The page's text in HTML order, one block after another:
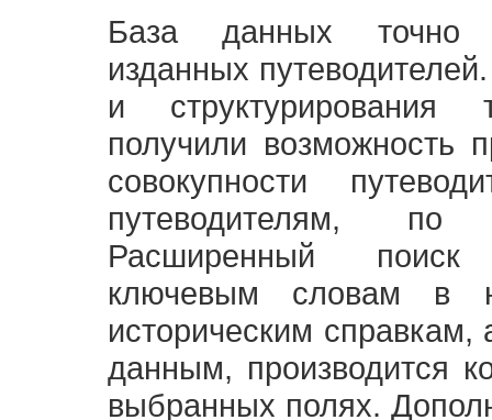
База данных точно
изданных
и структурирования
получили возможность
совокупности
путеводителям,
Расширенный
ключевым словам в
историческим
данным, производится
выбранных полях.